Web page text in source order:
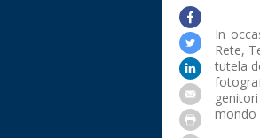
In
Rete,
tutela
mondo